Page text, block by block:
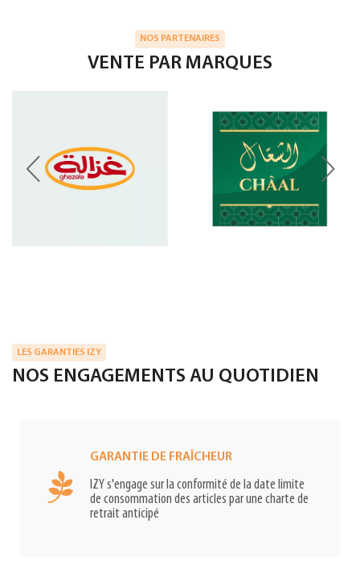
NOS PARTENAIRES
VENTE PAR MARQUES
LES GARANTIES IZY
NOS ENGAGEMENTS AU QUOTIDIEN
GARANTIE DE FRAÎCHEUR
IZY s'engage sur la conformité de la date limite
de consommation des articles par une charte de
retrait anticipé